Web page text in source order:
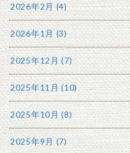
2026年2月 (4)
2026年1月 (3)
2025年12月 (7)
2025年11月 (10)
2025年10月 (8)
2025年9月 (7)